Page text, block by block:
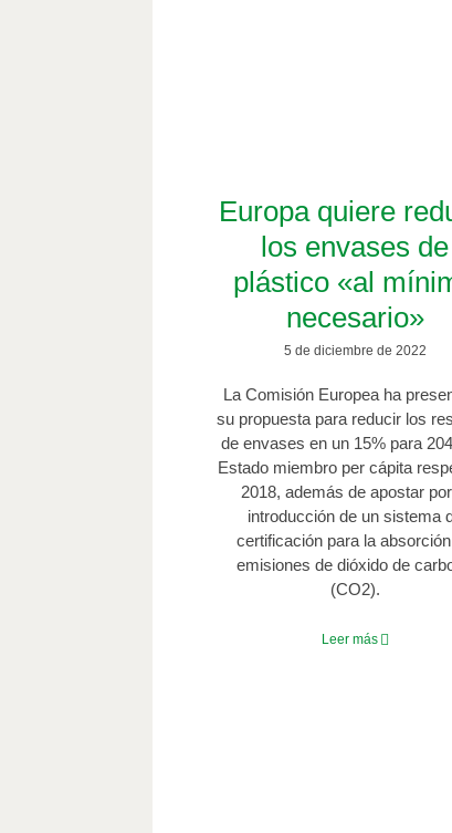
Europa quiere
los envases de
plástico «al
necesario»
5 de diciembre de 2022
La Comisión Europea ha
su propuesta para reducir los
de envases en un 15% para
Estado miembro per cápita
2018, además de apostar
introducción de un sistema
certificación para la
emisiones de dióxido de
(CO2).
Leer más